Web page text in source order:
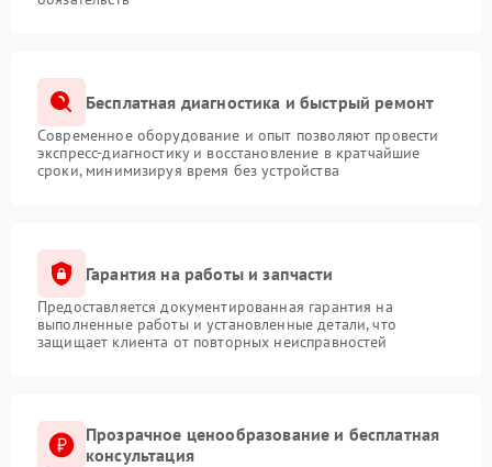
Бесплатная диагностика и быстрый ремонт
Современное оборудование и опыт позволяют провести
экспресс-диагностику и восстановление в кратчайшие
сроки, минимизируя время без устройства
Гарантия на работы и запчасти
Предоставляется документированная гарантия на
выполненные работы и установленные детали, что
защищает клиента от повторных неисправностей
Прозрачное ценообразование и бесплатная
консультация